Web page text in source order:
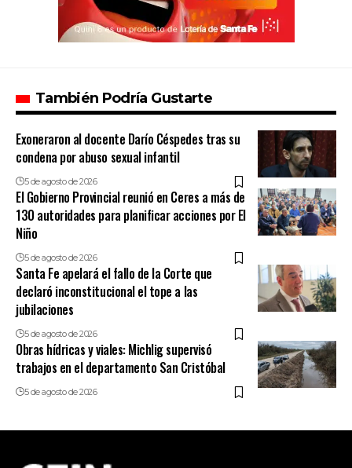
También Podría Gustarte
Exoneraron al docente Darío Céspedes tras su
condena por abuso sexual infantil
5 de agosto de 2026
El Gobierno Provincial reunió en Ceres a más de
130 autoridades para planificar acciones por El
Niño
5 de agosto de 2026
Santa Fe apelará el fallo de la Corte que
declaró inconstitucional el tope a las
jubilaciones
5 de agosto de 2026
Obras hídricas y viales: Michlig supervisó
trabajos en el departamento San Cristóbal
5 de agosto de 2026